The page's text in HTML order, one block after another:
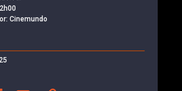
Cinemundo